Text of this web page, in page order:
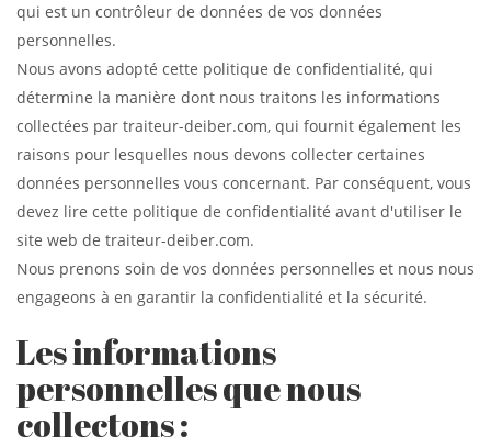
qui est un contrôleur de données de vos données
personnelles.
Nous avons adopté cette politique de confidentialité, qui
détermine la manière dont nous traitons les informations
collectées par traiteur-deiber.com, qui fournit également les
raisons pour lesquelles nous devons collecter certaines
données personnelles vous concernant. Par conséquent, vous
devez lire cette politique de confidentialité avant d'utiliser le
site web de traiteur-deiber.com.
Nous prenons soin de vos données personnelles et nous nous
engageons à en garantir la confidentialité et la sécurité.
Les informations
personnelles que nous
collectons :